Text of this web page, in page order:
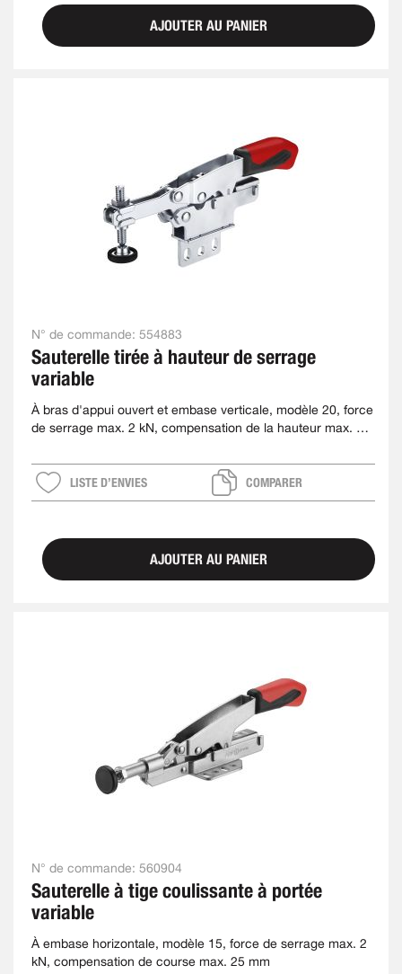
AJOUTER AU PANIER
N° de commande: 554883
Sauterelle tirée à hauteur de serrage
variable
À bras d'appui ouvert et embase verticale, modèle 20, force
de serrage max. 2 kN, compensation de la hauteur max. 35
LISTE D’ENVIES COMPARER
AJOUTER AU PANIER
N° de commande: 560904
Sauterelle à tige coulissante à portée
variable
À embase horizontale, modèle 15, force de serrage max. 2
kN, compensation de course max. 25 mm